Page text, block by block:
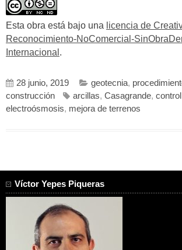
Esta obra está bajo una licencia de
Reconocimiento-NoComercial-
Internacional .
28 junio, 2019 geotecnia,
construcción
arcillas, Casagrande,
electroósmosis, mejora de terrenos
Víctor Yepes Piqueras